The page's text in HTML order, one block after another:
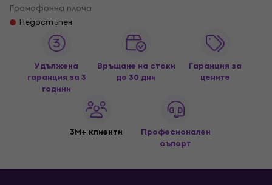
Грамофонна плоча
Недостъпен
Удължена
гаранция за 3
години
Връщане на стоки
до 30 дни
Гаранция за
цените
3M+ клиенти
Професионален
съпорт